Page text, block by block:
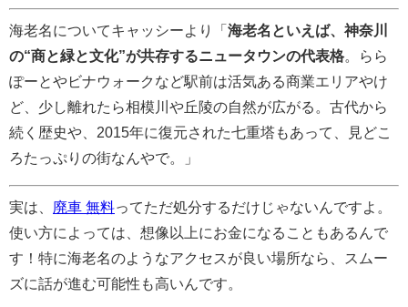
海老名についてキャッシーより「 海老名といえば、神奈川
の“商と緑と文化”が共存するニュータウンの代表格 。らら
ぽーとやビナウォークなど駅前は活気ある商業エリアやけ
ど、少し離れたら相模川や丘陵の自然が広がる。古代から
続く歴史や、2015年に復元された七重塔もあって、見どこ
ろたっぷりの街なんやで。」
実は、 廃車 無料ってただ処分するだけじゃないんですよ。
使い方によっては、想像以上にお金になることもあるんで
す！特に海老名のようなアクセスが良い場所なら、スムー
ズに話が進む可能性も高いんです。